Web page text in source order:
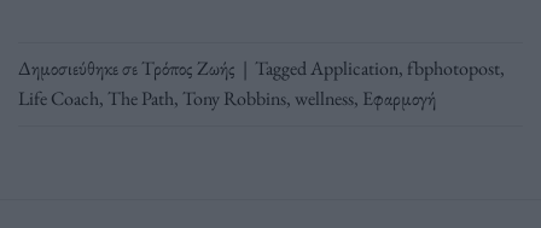
Δημοσιεύθηκε σεΤρόπος Ζωής | TaggedApplication, fbphotopost,
Life Coach, The Path, Tony Robbins,wellness, Εφαρμογή